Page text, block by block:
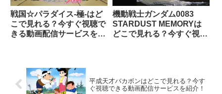
戦国☆パラダイス-極-はど
こで見れる？今すぐ視聴で
きる動画配信サービスを紹
機動戦士ガンダム0083
STARDUST MEMORYは
どこで見れる？今すぐ視聴
平成天才バカボンはどこで見れる？今す
ぐ視聴できる動画配信サービスを紹介！